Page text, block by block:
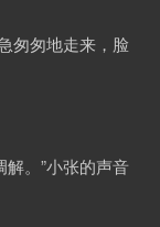
匆匆地走来，脸
。”小张的声音